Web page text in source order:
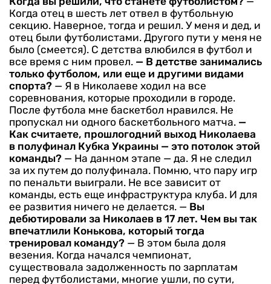
Когда отец в шесть лет отвел в футбольную
секцию. Наверное, тогда и решил. У меня и дед, и
отец были футболистами. Другого пути у меня не
было (смеется). С детства влюбился в футбол и
все время с ним провел. — В детстве занимались
только футболом, или еще и другими видами
спорта? — Я в Николаеве ходил на все
соревнования, которые проходили в городе.
После футбола мне баскетбол нравился. Не
пропускал ни одного баскетбольного матча. —
Как считаете, прошлогодний выход Николаева
в полуфинал Кубка Украины — это потолок этой
команды? — На данном этапе — да. Я не следил
за их путем до полуфинала. Помню, что пару игр
по пенальти выиграли. Не все зависит от
команды, есть еще инфраструктура клуба. И для
ее развития ничего не делается. — Вы
дебютировали за Николаев в 17 лет. Чем вы так
впечатлили Конькова, который тогда
тренировал команду? — В этом была доля
везения. Когда начался чемпионат,
существовала задолженность по зарплатам
перед футболистами, многие ушли, по сути,